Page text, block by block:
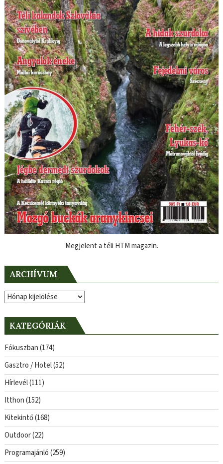
Megjelent a téli HTM magazin.
ARCHÍVUM
Archívum
KATEGÓRIÁK
Fókuszban(174)
Gasztro / Hotel(52)
Hírlevél(111)
Itthon(152)
Kitekintő(168)
Outdoor(22)
Programajánló(259)